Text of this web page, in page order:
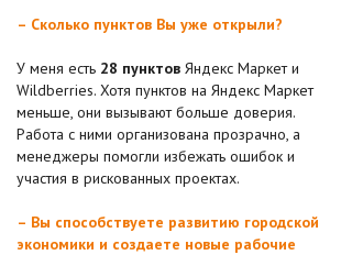
– Сколько пунктов Вы уже открыли?
У меня есть 28 пунктов Яндекс Маркет и
Wildberries. Хотя пунктов на Яндекс Маркет
меньше, они вызывают больше доверия.
Работа с ними организована прозрачно, а
менеджеры помогли избежать ошибок и
участия в рискованных проектах.
– Вы способствуете развитию городской
экономики и создаете новые рабочие